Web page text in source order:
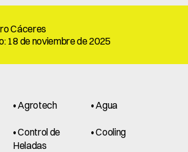
Cáceres
18 de noviembre de 2025
• Agrotech • Agua
• Control de
Heladas
• Cooling